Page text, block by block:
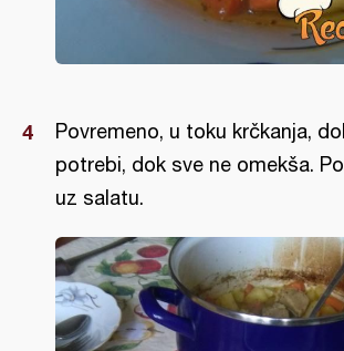
Povremeno, u toku krčkanja,
potrebi, dok sve ne omekša.
uz salatu.